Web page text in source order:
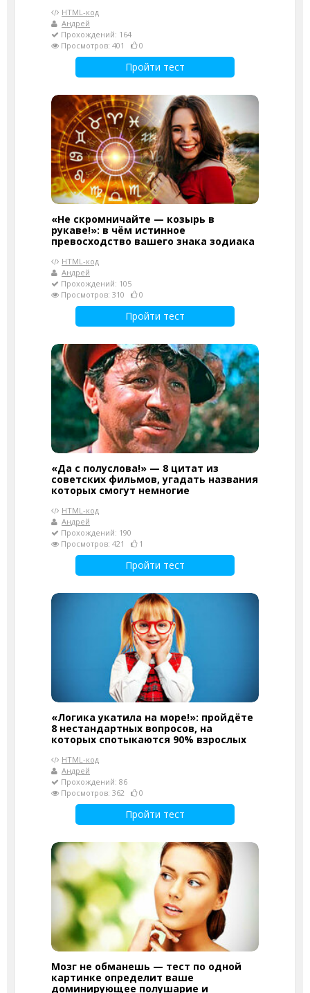
HTML-код
Андрей
Прохождений: 164
Просмотров: 401
0
Пройти тест
«Не скромничайте — козырь в
рукаве!»: в чём истинное
превосходство вашего знака зодиака
HTML-код
Андрей
Прохождений: 105
Просмотров: 310
0
Пройти тест
«Да с полуслова!» — 8 цитат из
советских фильмов, угадать названия
которых смогут немногие
HTML-код
Андрей
Прохождений: 190
Просмотров: 421
1
Пройти тест
«Логика укатила на море!»: пройдёте
8 нестандартных вопросов, на
которых спотыкаются 90% взрослых
HTML-код
Андрей
Прохождений: 86
Просмотров: 362
0
Пройти тест
Мозг не обманешь — тест по одной
картинке определит ваше
доминирующее полушарие и